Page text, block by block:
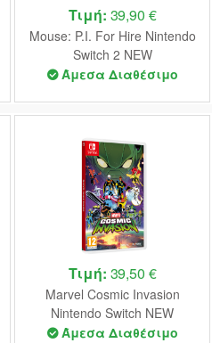
Τιμή: 39,90 €
Mouse: P.I. For Hire Nintendo
Switch 2 NEW
Άμεσα Διαθέσιμο
Τιμή: 39,50 €
Marvel Cosmic Invasion
Nintendo Switch NEW
Άμεσα Διαθέσιμο